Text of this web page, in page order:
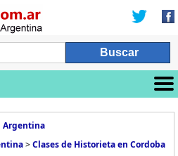
Argentina
>Clases de Historieta en Cordoba